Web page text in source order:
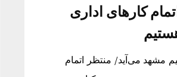
کارهای اداری
تیم مشهد می‌آید/ منتظر اتمام